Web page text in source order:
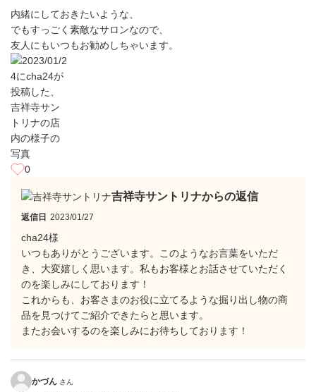
内緒にしておきたいような、
でもすっごく素敵なサロンなので、
友人にもいつもお勧めしちゃいます。
0
吉祥寺サントリナからの返信
返信日 2023/01/27
cha24様
いつもありがとうございます。このようなお言葉をいただ
き、大変嬉しく思います。私もお客様とお話させていただく
のを楽しみにしております！
これからも、お客さまのお役に立てるような掘り出し物の商
品を見つけてご紹介できたらと思います。
またお会いするのを楽しみにお待ちしております！
かづん さん